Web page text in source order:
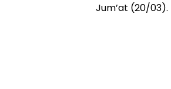
Jum’at (20/03).